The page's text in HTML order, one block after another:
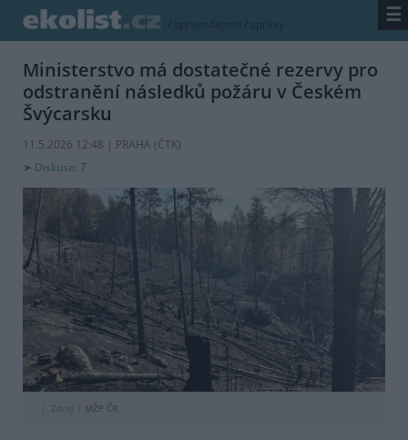
/ zpravodajství / zprávy ☰
Ministerstvo má dostatečné rezervy pro
odstranění následků požáru v Českém
Švýcarsku
11.5.2026 12:48 | PRAHA (ČTK)
Diskuse: 7
Zdroj | MŽP ČR